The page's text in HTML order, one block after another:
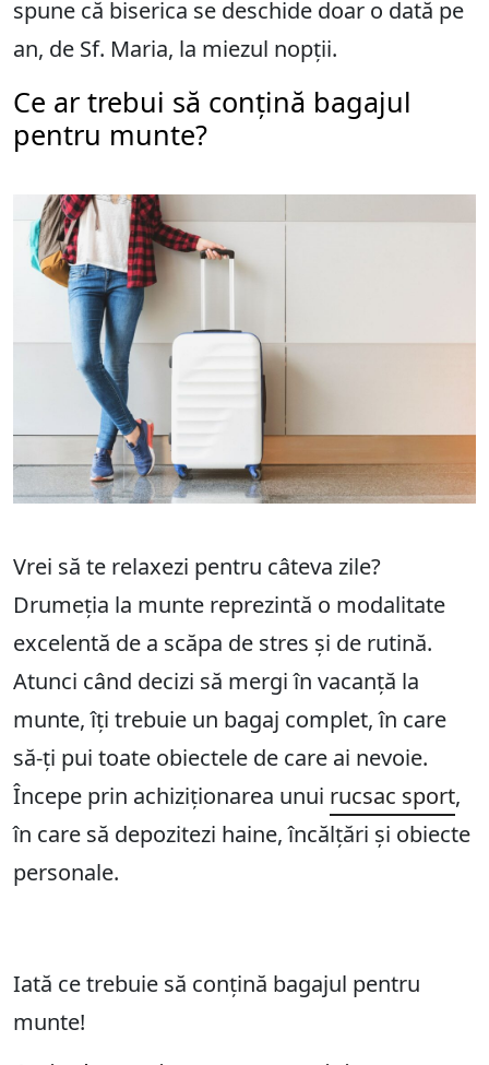
spune că biserica se deschide doar o dată pe
an, de Sf. Maria, la miezul nopții.
Ce ar trebui să conțină bagajul
pentru munte?
Vrei să te relaxezi pentru câteva zile?
Drumeția la munte reprezintă o modalitate
excelentă de a scăpa de stres și de rutină.
Atunci când decizi să mergi în vacanță la
munte, îți trebuie un bagaj complet, în care
să-ți pui toate obiectele de care ai nevoie.
Începe prin achiziționarea unui rucsac sport,
în care să depozitezi haine, încălțări și obiecte
personale.
Iată ce trebuie să conțină bagajul pentru
munte!